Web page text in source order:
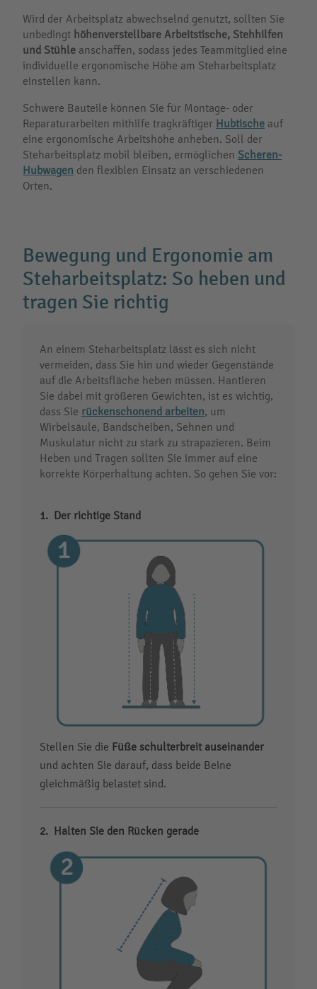
Wird der Arbeitsplatz abwechselnd genutzt, sollten Sie
unbedingt höhenverstellbare Arbeitstische, Stehhilfen
und Stühle anschaffen, sodass jedes Teammitglied eine
individuelle ergonomische Höhe am Steharbeitsplatz
einstellen kann.
Schwere Bauteile können Sie für Montage- oder
Reparaturarbeiten mithilfe tragkräftiger Hubtische auf
eine ergonomische Arbeitshöhe anheben. Soll der
Steharbeitsplatz mobil bleiben, ermöglichen Scheren-
Hubwagen den flexiblen Einsatz an verschiedenen
Orten.
Bewegung und Ergonomie am
Steharbeitsplatz: So heben und
tragen Sie richtig
An einem Steharbeitsplatz lässt es sich nicht
vermeiden, dass Sie hin und wieder Gegenstände
auf die Arbeitsfläche heben müssen. Hantieren
Sie dabei mit größeren Gewichten, ist es wichtig,
dass Sie rückenschonend arbeiten, um
Wirbelsäule, Bandscheiben, Sehnen und
Muskulatur nicht zu stark zu strapazieren. Beim
Heben und Tragen sollten Sie immer auf eine
korrekte Körperhaltung achten. So gehen Sie vor:
Der richtige Stand
Stellen Sie die Füße schulterbreit auseinander
und achten Sie darauf, dass beide Beine
gleichmäßig belastet sind.
Halten Sie den Rücken gerade